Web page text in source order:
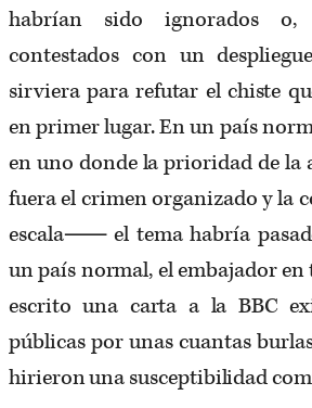
habrían sido ignorados
contestados con un
sirviera para refutar el chiste
en primer lugar. En un país
en uno donde la prioridad de la
fuera el crimen organizado y la
escala⸺ el tema habría
un país normal, el embajador
escrito una carta a la BBC
públicas por unas cuantas
hirieron una susceptibilidad